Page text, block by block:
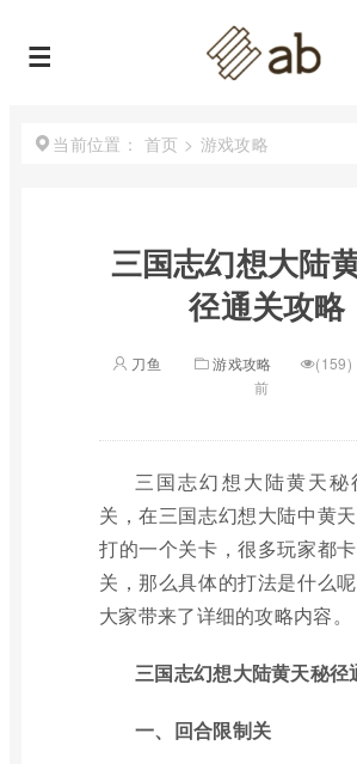
当前位置： 首页 > 游戏攻略
三国志幻想大陆
径通关攻略
刀鱼 游戏攻略 (159)
前
三国志幻想大陆黄天秘
关，在三国志幻想大陆中黄
打的一个关卡，很多玩家都
关，那么具体的打法是什么
大家带来了详细的攻略内容。
三国志幻想大陆黄天秘径
一、回合限制关